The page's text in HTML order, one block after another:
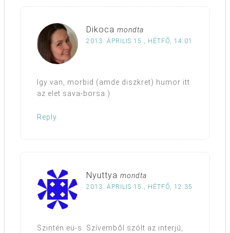
Dikoca mondta
2013. ÁPRILIS 15., HÉTFŐ, 14:01
Igy van, morbid (amde diszkret) humor itt
az elet sava-borsa:)
Reply
Nyuttya mondta
2013. ÁPRILIS 15., HÉTFŐ, 12:35
Szintén eü-s. Szívemből szólt az interjú,